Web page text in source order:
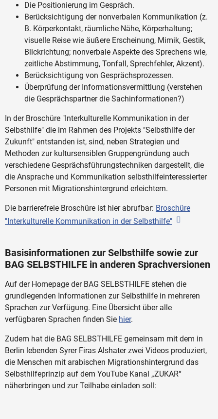
Die Positionierung im Gespräch.
Berücksichtigung der nonverbalen Kommunikation (z.
B. Körperkontakt, räumliche Nähe, Körperhaltung;
visuelle Reise wie äußere Erscheinung, Mimik, Gestik,
Blickrichtung; nonverbale Aspekte des Sprechens wie,
zeitliche Abstimmung, Tonfall, Sprechfehler, Akzent).
Berücksichtigung von Gesprächsprozessen.
Überprüfung der Informationsvermittlung (verstehen
die Gesprächspartner die Sachinformationen?)
In der Broschüre "Interkulturelle Kommunikation in der
Selbsthilfe" die im Rahmen des Projekts "Selbsthilfe der
Zukunft" entstanden ist, sind, neben Strategien und
Methoden zur kultursensiblen Gruppengründung auch
verschiedene Gesprächsführungstechniken dargestellt, die
die Ansprache und Kommunikation selbsthilfeinteressierter
Personen mit Migrationshintergrund erleichtern.
Die barrierefreie Broschüre ist hier abrufbar: Broschüre
"Interkulturelle Kommunikation in der Selbsthilfe"
Basisinformationen zur Selbsthilfe sowie zur
BAG SELBSTHILFE in anderen Sprachversionen
Auf der Homepage der BAG SELBSTHILFE stehen die
grundlegenden Informationen zur Selbsthilfe in mehreren
Sprachen zur Verfügung. Eine Übersicht über alle
verfügbaren Sprachen finden Sie hier.
Zudem hat die BAG SELBSTHILFE gemeinsam mit dem in
Berlin lebenden Syrer Firas Alshater zwei Videos produziert,
die Menschen mit arabischen Migrationshintergrund das
Selbsthilfeprinzip auf dem YouTube Kanal „ZUKAR“
näherbringen und zur Teilhabe einladen soll: